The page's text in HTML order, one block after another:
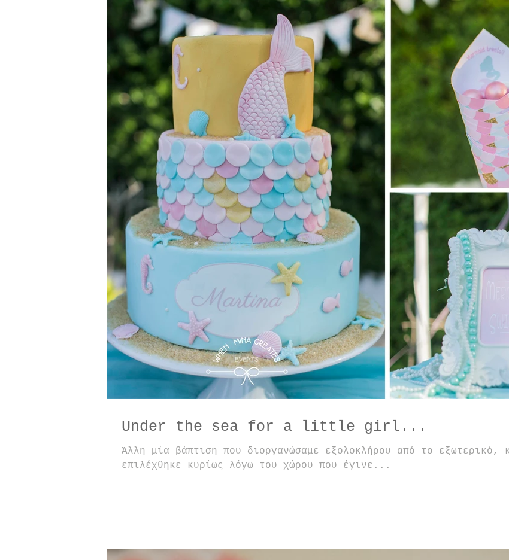
Under the sea for a little girl...
Άλλη μία βάπτιση που διοργανώσαμε εξολοκλήρου από το
επιλέχθηκε κυρίως λόγω του χώρου που έγινε...